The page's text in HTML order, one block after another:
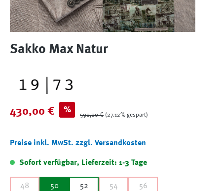
Sakko Max Natur
Verkaufspreis:
430,00 € %
Regulärer Preis:
590,00 € (27.12% gespart)
Preise inkl. MwSt. zzgl. Versandkosten
Sofort verfügbar, Lieferzeit: 1-3 Tage
48 50 52 54 56